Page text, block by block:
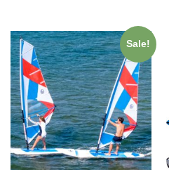
Sale!